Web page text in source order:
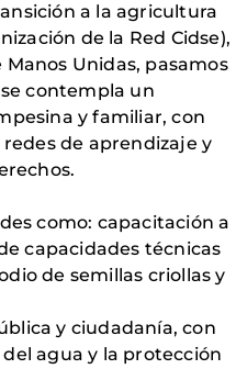
a la agricultura
de la Red Cidse),
Unidas, pasamos
contempla un
y familiar, con
de aprendizaje y
como: capacitación a
capacidades técnicas
de semillas criollas y
y ciudadanía, con
agua y la protección